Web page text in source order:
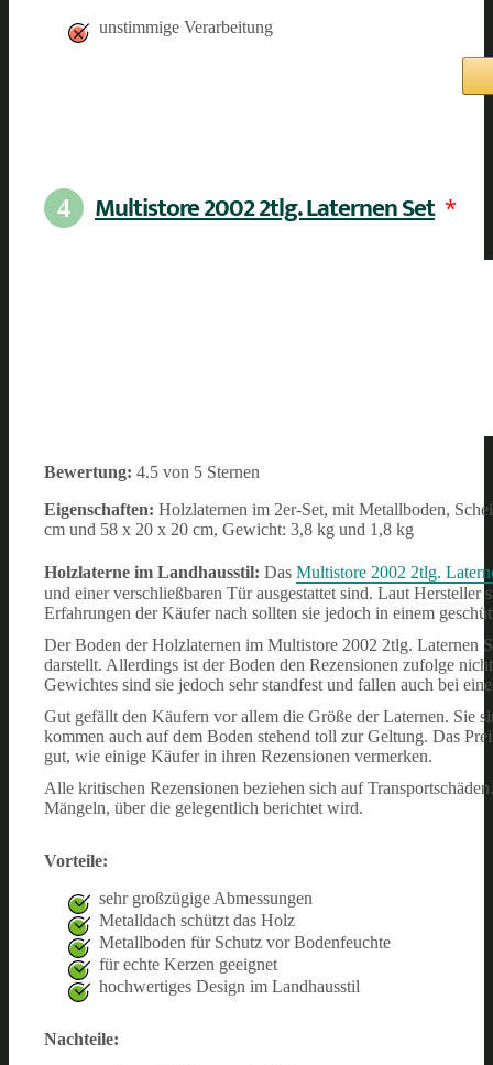
unstimmige Verarbeitung
4 Multistore 2002 2tlg. Laternen Set *
Bewertung: 4.5 von 5 Sternen
Eigenschaften: Holzlaternen im 2er-Set, mit Metallboden,
cm und 58 x 20 x 20 cm, Gewicht: 3,8 kg und 1,8 kg
Holzlaterne im Landhausstil: Das Multistore 2002 2tlg.
und einer verschließbaren Tür ausgestattet sind. Laut
Erfahrungen der Käufer nach sollten sie jedoch in einem
Der Boden der Holzlaternen im Multistore 2002 2tlg. Laternen
darstellt. Allerdings ist der Boden den Rezensionen zufolge
Gewichtes sind sie jedoch sehr standfest und fallen auch bei
Gut gefällt den Käufern vor allem die Größe der Laternen. Sie
kommen auch auf dem Boden stehend toll zur Geltung. Das
gut, wie einige Käufer in ihren Rezensionen vermerken.
Alle kritischen Rezensionen beziehen sich auf
Mängeln, über die gelegentlich berichtet wird.
Vorteile:
sehr großzügige Abmessungen
Metalldach schützt das Holz
Metallboden für Schutz vor Bodenfeuchte
für echte Kerzen geeignet
hochwertiges Design im Landhausstil
Nachteile: